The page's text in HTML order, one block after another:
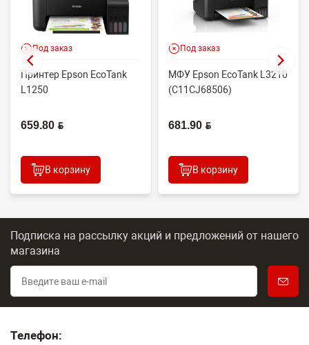
Под заказ
Принтер Epson EcoTank
L1250
659.80 BYN
В корзину
Под заказ
МФУ Epson EcoTank L3210
(C11CJ68506)
681.90 BYN
В корзину
Подписка на рассылку акций и предложений от нашего
магазина
Телефон: